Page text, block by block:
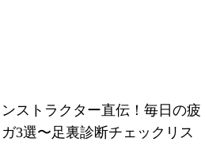
ストラクター直伝！毎日の疲
3選〜足裏診断チェックリス